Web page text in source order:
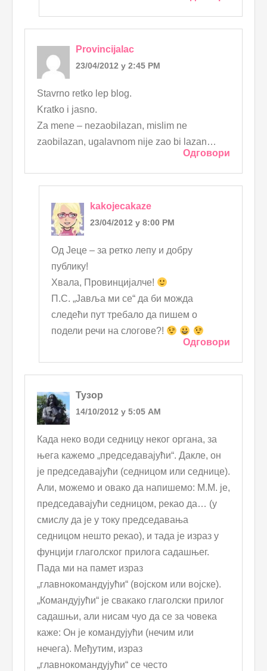
Provincijalac
23/04/2012 у 2:45 PM
Stavrno retko lep blog.
Kratko i jasno.
Za mene – nezaobilazan, mislim ne
zaobilazan, ugalavnom nije zao bi lazan…
Одговори
kakojecakaze
23/04/2012 у 8:00 PM
Од Јеце – за ретко лепу и добру
публику!
Хвала, Провинцијалче!
П.С. „Јавља ми се“ да би можда
следећи пут требало да пишем о
подели речи на слогове?!
Одговори
Тузор
14/10/2012 у 5:05 AM
Када неко води седницу неког органа, за
њега кажемо „председавајући“. Дакле, он
је председавајући (седницом или седнице).
Али, можемо и овако да напишемо: М.М. је,
председавајући седницом, рекао да… (у
смислу да је у току председавања
седницом нешто рекао), и тада је израз у
фунцији глаголског прилога садашњег.
Пада ми на памет израз
„главнокомандујући“ (војском или војске).
„Командујући“ је свакако глаголски прилог
садашњи, али нисам чуо да се за човека
каже: Он је командујући (нечим или
нечега). Међутим, израз
„главнокомандујући“ се често